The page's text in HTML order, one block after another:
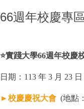
66週年校慶專
⭐實踐大學66週年校慶
日期：113 年 3 月 23
►校慶慶祝大會 (地點